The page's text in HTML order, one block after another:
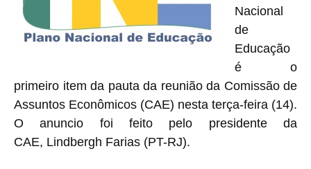
Nacional
de
Educação
é o
primeiro item da pauta da reunião da Comissão de
Assuntos Econômicos (CAE) nesta terça-feira (14).
O anuncio foi feito pelo presidente da
CAE, Lindbergh Farias (PT-RJ).